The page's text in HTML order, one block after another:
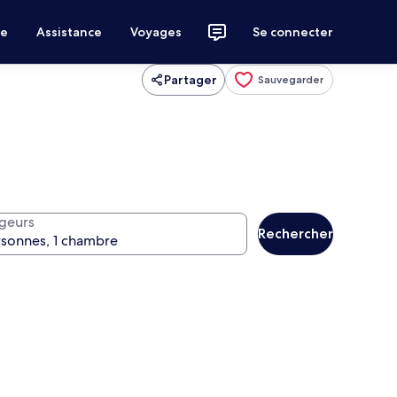
Assistance Voyages Se connecter
Partager Sauvegarder
Rechercher